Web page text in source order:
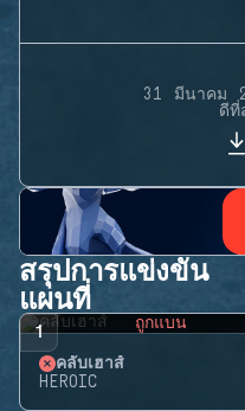
31 มีนาคม
ดีที่
สรุปการแข่งขัน
แผนที่
1 ถูกแบน
คลับเฮาส์
HEROIC